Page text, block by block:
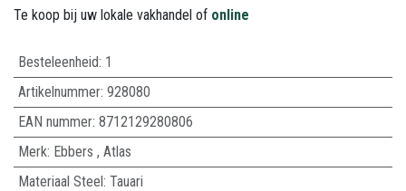
Te koop bij uw lokale vakhandel of online
Besteleenheid: 1
Artikelnummer: 928080
EAN nummer: 8712129280806
Merk: Ebbers , Atlas
Materiaal Steel: Tauari